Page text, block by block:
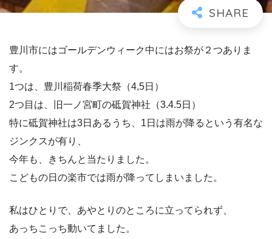
豊川市にはゴールデンウィーク中にはお祭が２つありま
す。
1つは、豊川稲荷春季大祭（4,5日）
2つ目は、旧一ノ宮町の砥賀神社（3.4.5日）
特に砥賀神社は3日あるうち、1日は雨が降るという有名な
ジンクスが有り、
今年も、きちんと当たりました。
こどもの日の楽市では雨が降ってしまいました。
私はひとりで、あやとりのところに立ってられず、
あっちこっち動いてました。